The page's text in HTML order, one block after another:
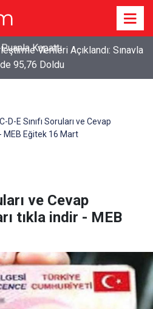
Verileri Açıklandı: Sınavla
95,76 Doldu
C-D-E Sınıfı Soruları ve Cevap
MEB Eğitek 16 Mart
ve Cevap
tıkla indir - MEB